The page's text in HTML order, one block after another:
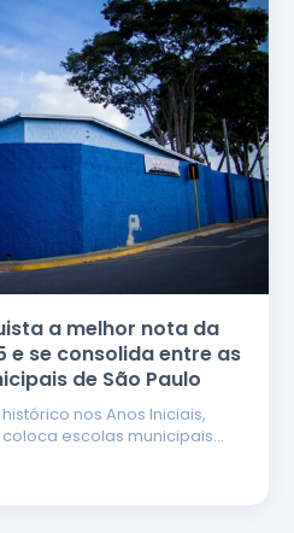
a melhor nota da
e se consolida entre as
de São Paulo
nos Anos Iniciais,
coloca escolas municipais…